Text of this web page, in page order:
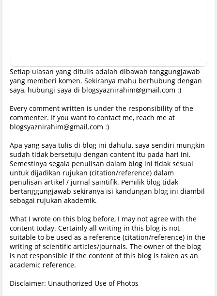
Setiap ulasan yang ditulis adalah dibawah tanggungjawab
yang memberi komen. Sekiranya mahu berhubung dengan
saya, hubungi saya di blogsyaznirahim@gmail.com :)
Every comment written is under the responsibility of the
commenter. If you want to contact me, reach me at
blogsyaznirahim@gmail.com :)
Apa yang saya tulis di blog ini dahulu, saya sendiri mungkin
sudah tidak bersetuju dengan content itu pada hari ini.
Semestinya segala penulisan dalam blog ini tidak sesuai
untuk dijadikan rujukan (citation/reference) dalam
penulisan artikel / jurnal saintifik. Pemilik blog tidak
bertanggungjawab sekiranya isi kandungan blog ini diambil
sebagai rujukan akademik.
What I wrote on this blog before, I may not agree with the
content today. Certainly all writing in this blog is not
suitable to be used as a reference (citation/reference) in the
writing of scientific articles/journals. The owner of the blog
is not responsible if the content of this blog is taken as an
academic reference.
Disclaimer: Unauthorized Use of Photos